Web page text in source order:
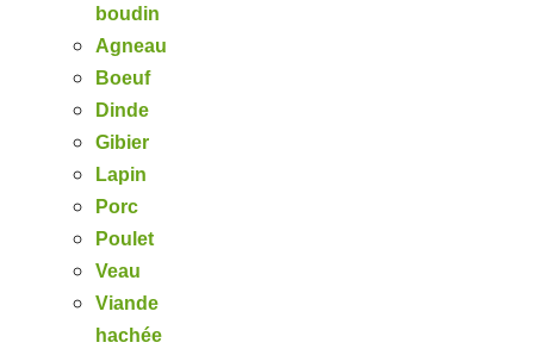
boudin
Agneau
Boeuf
Dinde
Gibier
Lapin
Porc
Poulet
Veau
Viande
hachée